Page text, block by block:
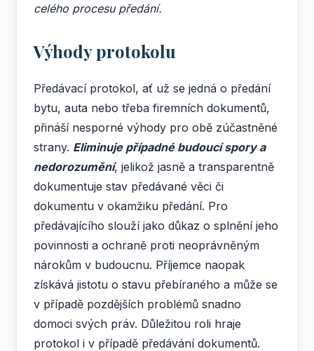
celého procesu předání.
Výhody protokolu
Předávací protokol, ať už se jedná o předání
bytu, auta nebo třeba firemních dokumentů,
přináší nesporné výhody pro obě zúčastněné
strany. Eliminuje případné budoucí spory a
nedorozumění, jelikož jasně a transparentně
dokumentuje stav předávané věci či
dokumentu v okamžiku předání. Pro
předávajícího slouží jako důkaz o splnění jeho
povinnosti a ochraně proti neoprávněným
nárokům v budoucnu. Příjemce naopak
získává jistotu o stavu přebíraného a může se
v případě pozdějších problémů snadno
domoci svých práv. Důležitou roli hraje
protokol i v případě předávání dokumentů.